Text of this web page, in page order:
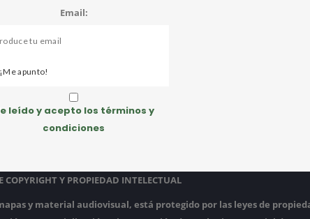
Email:
leído y acepto los términos y
condiciones
COPYRIGHT Y PROPIEDAD INTELECTUAL
y material audiovisual, está protegido por las leyes de